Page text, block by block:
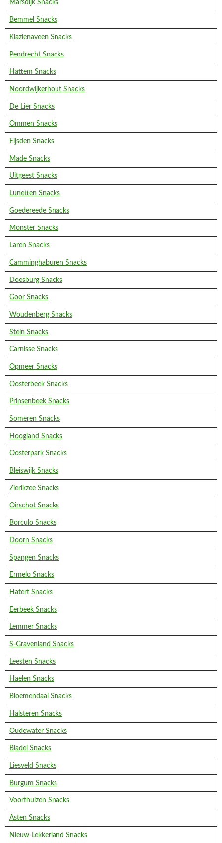
Marsdijk Snacks
Bemmel Snacks
Klazienaveen Snacks
Pendrecht Snacks
Hattem Snacks
Noordwijkerhout Snacks
De Lier Snacks
Ommen Snacks
Eijsden Snacks
Made Snacks
Uitgeest Snacks
Lunetten Snacks
Goedereede Snacks
Monster Snacks
Laren Snacks
Camminghaburen Snacks
Doesburg Snacks
Goor Snacks
Woudenberg Snacks
Stein Snacks
Carnisse Snacks
Opmeer Snacks
Oosterbeek Snacks
Prinsenbeek Snacks
Someren Snacks
Hoogland Snacks
Oosterpark Snacks
Bleiswijk Snacks
Zierikzee Snacks
Oirschot Snacks
Borculo Snacks
Doorn Snacks
Spangen Snacks
Ermelo Snacks
Hatert Snacks
Eerbeek Snacks
Lemmer Snacks
S-Gravenland Snacks
Leesten Snacks
Haelen Snacks
Bloemendaal Snacks
Halsteren Snacks
Oudewater Snacks
Bladel Snacks
Liesveld Snacks
Burgum Snacks
Voorthuizen Snacks
Asten Snacks
Nieuw-Lekkerland Snacks